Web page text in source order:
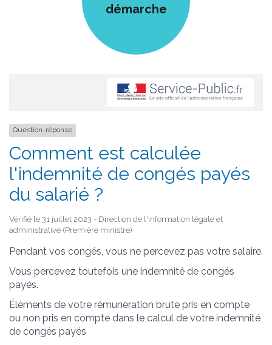
démarche
Question-réponse
Comment est calculée
l'indemnité de congés payés
du salarié ?
Vérifié le 31 juillet 2023 - Direction de l'information légale et
administrative (Première ministre)
Pendant vos congés, vous ne percevez pas votre salaire.
Vous percevez toutefois une indemnité de congés
payés.
Éléments de votre rémunération brute pris en compte
ou non pris en compte dans le calcul de votre indemnité
de congés payés